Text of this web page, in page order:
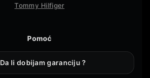
Tommy Hilfiger
Pomoć
Da li dobijam garanciju ?